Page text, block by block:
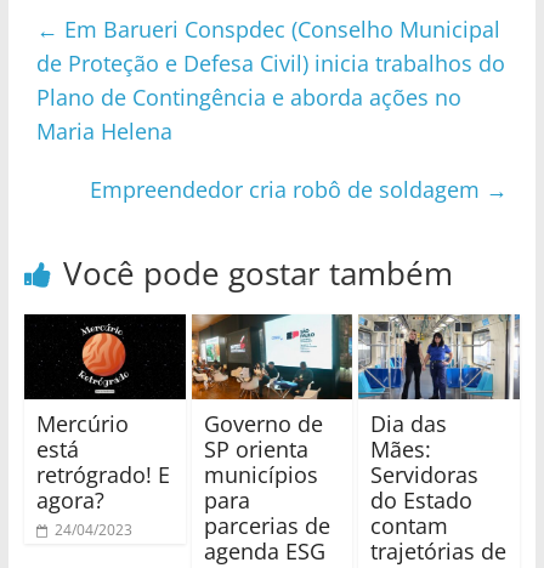
← Em Barueri Conspdec (Conselho Municipal
de Proteção e Defesa Civil) inicia trabalhos do
Plano de Contingência e aborda ações no
Maria Helena
Empreendedor cria robô de soldagem →
Você pode gostar também
Mercúrio
está
retrógrado! E
agora?
24/04/2023
Governo de
SP orienta
municípios
para
parcerias de
agenda ESG
Dia das
Mães:
Servidoras
do Estado
contam
trajetórias de